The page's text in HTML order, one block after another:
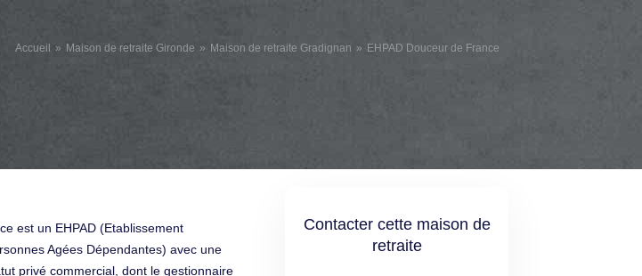
Accueil Maison de retraite Gironde Maison de retraite Gradignan EHPAD Douceur de France
Contacter cette maison de
retraite
est un EHPAD (Etablissement
Agées Dépendantes) avec une
privé commercial, dont le gestionnaire